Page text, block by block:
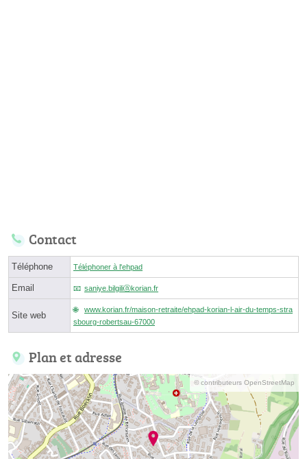
Contact
Téléphone Téléphoner à l'ehpad
Email saniye.bilgiliⓐkorian.fr
Site web
www.korian.fr/maison-retraite/ehpad-korian-l-air-du-temps-stra
sbourg-robertsau-67000
Plan et adresse
© contributeurs OpenStreetMap